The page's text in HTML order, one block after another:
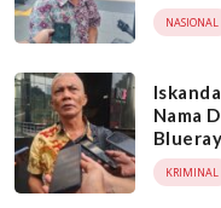
NASIONAL
Nama
Blueray
KRIMINAL